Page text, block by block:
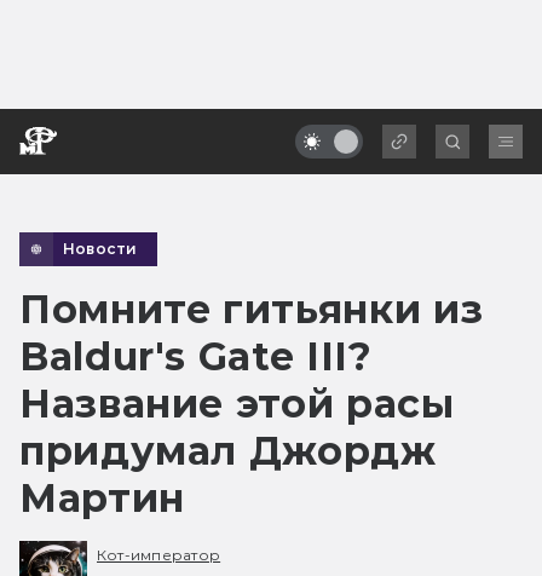
Новости
Помните гитьянки из
Baldur's Gate III?
Название этой расы
придумал Джордж
Мартин
Кот-император